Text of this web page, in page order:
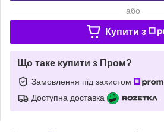
або
Купити з
Що таке купити з Пром?
Замовлення під захистом
Доступна доставка